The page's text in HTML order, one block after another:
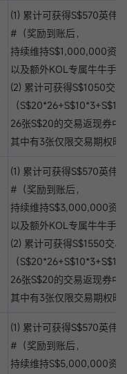
(1) 累计可获得S$570英伟
#（奖励到账后，
持续维持S$1,000,000资
以及额外KOL专属牛牛手办
(2) 累计可获得S$1050交
（
26张S$20的交易返现券中
其中有3张仅限交易期权时
(1) 累计可获得S$570英伟
#（奖励到账后，
持续维持S$3,000,000资
以及额外KOL专属牛牛手办
(2) 累计可获得S$1550交
（
26张S$20的交易返现券中
其中有3张仅限交易期权时
(1) 累计可获得S$570英伟
#（奖励到账后，
持续维持S$5,000,000资